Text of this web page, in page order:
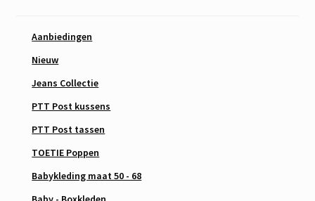
Aanbiedingen
Nieuw
Jeans Collectie
PTT Post kussens
PTT Post tassen
TOETIE Poppen
Babykleding maat 50 - 68